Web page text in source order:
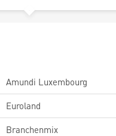
Amundi Luxembourg
Euroland
Branchenmix